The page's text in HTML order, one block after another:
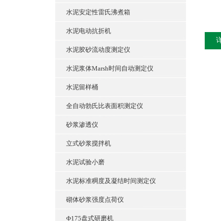
水泥安定性雷氏沸煮箱
水泥电动抗折机
水泥胶砂流动度测定仪
水泥浆体Marsh时间自动测定仪
水泥留样桶
全自动勃氏比表面积测定仪
砂浆渗透仪
立式砂浆搅拌机
水泥试验小磨
水泥标准稠度及凝结时间测定仪
砌体砂浆强度点荷仪
Ф175盘式研磨机